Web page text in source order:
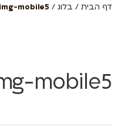
דף הבית / בלוג /
img-mobile5
mobile5